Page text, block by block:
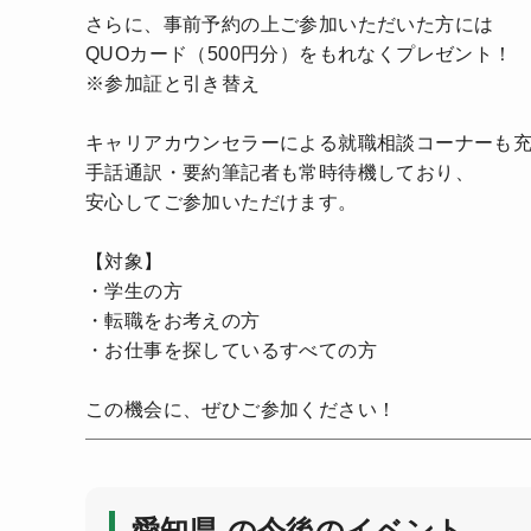
さらに、事前予約の上ご参加いただいた方には
QUOカード（500円分）をもれなくプレゼント！
※参加証と引き替え
キャリアカウンセラーによる就職相談コーナーも
手話通訳・要約筆記者も常時待機しており、
安心してご参加いただけます。
【対象】
・学生の方
・転職をお考えの方
・お仕事を探しているすべての方
この機会に、ぜひご参加ください！